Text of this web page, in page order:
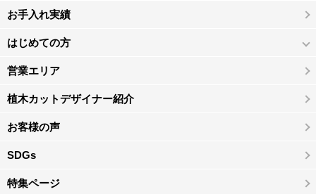
お手入れ実績
はじめての方
営業エリア
植木カットデザイナー紹介
お客様の声
SDGs
特集ページ